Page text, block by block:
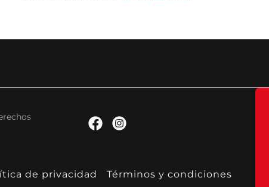
de privacidad Términos y condiciones